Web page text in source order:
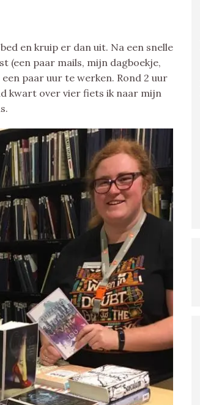
en kruip er dan uit. Na een snelle
(een paar mails, mijn dagboekje,
paar uur te werken. Rond 2 uur
kwart over vier fiets ik naar mijn